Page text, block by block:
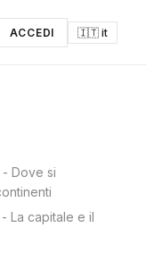
ACCEDI 🇮🇹 it
- Dove si
La capitale e il